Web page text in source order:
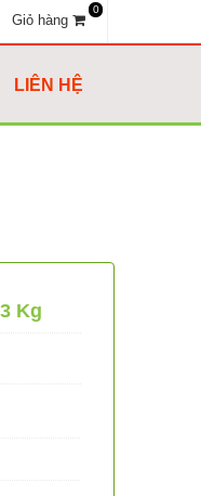
Giỏ hàng
0
LIÊN HỆ
Kg